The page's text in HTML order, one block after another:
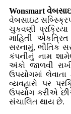
Wonsmart
વેબસાઇટ
ચુકવણી
માહિતી
સરનામું, ભૌતિક
કંપનીનું નામ
અંકો જાળવી
ઉપયોગમાં લેવાતા
વ્યવહારો પર
ઉપયોગ કરીએ
સંચાલિત થાય છે.